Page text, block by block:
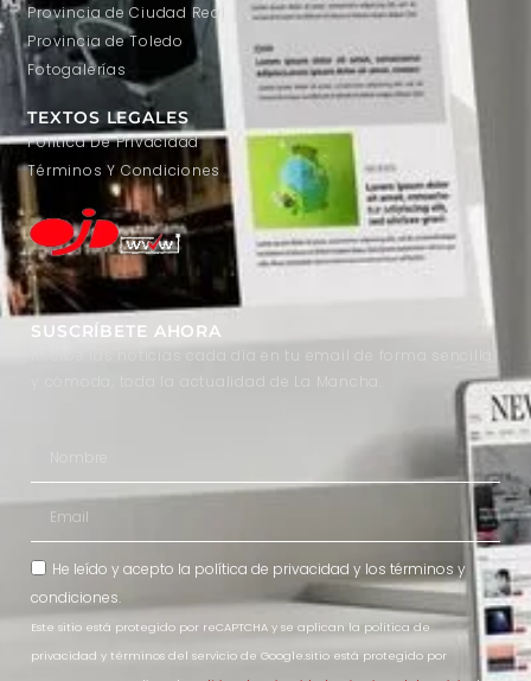
Provincia de Ciudad Real
Provincia de Toledo
Fotogalerías
TEXTOS LEGALES
Política De Privacidad
Términos Y Condiciones
SUSCRÍBETE AHORA
Recibe las noticias cada día en tu email de forma sencilla
y cómoda, toda la actualidad de La Mancha.
He leído y acepto la política de privacidad y lostérminos y
condiciones.
Este sitio está protegido por reCAPTCHA y se aplican la política de
privacidad y términos del servicio de Google.sitio está protegido por